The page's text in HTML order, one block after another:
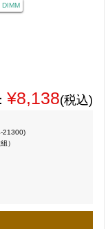
DIMM
¥8,138(税込)
21300)
）